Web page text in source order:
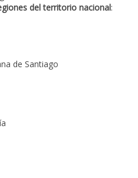
del territorio nacional:
de Santiago